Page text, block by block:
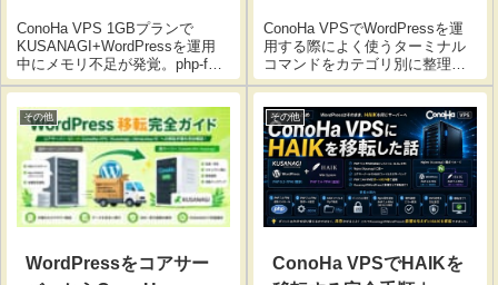
メモリが3倍になった体
験談
ConoHa VPS 1GBプランで
KUSANAGI+WordPressを運用
中にメモリ不足が発覚。php-fpm
のmax_childrenを50から5に変更
73MBから245MBへ約3.4倍に改
善した手順を詳しく解説しま
す。
ConoHa VPSでWordPressを運
用する際によく使うターミナル
コマンドをカテゴリ別に整理。
SSH接続、ファイル操作、
専用コマンドまで初心者にもわ
かりやすく解説。
その他
WordPressをコアサー
その他
ConoHa VPSでHAIKを